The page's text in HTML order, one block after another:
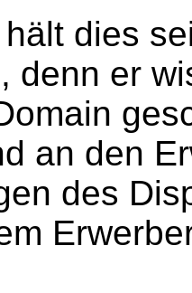
dies
denn er
an den
des